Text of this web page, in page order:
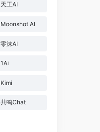
天工AI
Moonshot AI
零沫AI
1Ai
Kimi
共鸣Chat